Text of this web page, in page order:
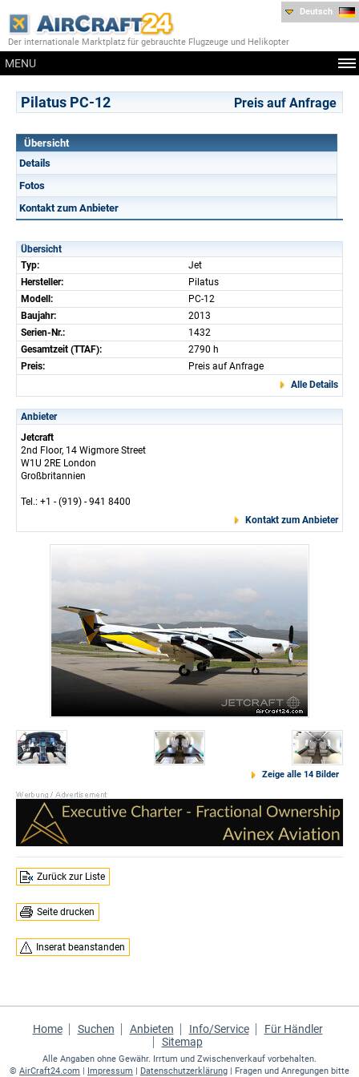
Der internationale Marktplatz für gebrauchte Flugzeuge und Helikopter
MENU
Deutsch
Pilatus PC-12 Preis auf Anfrage
Übersicht
Details
Fotos
Kontakt zum Anbieter
Übersicht
Typ:
Jet
Hersteller:
Pilatus
Modell:
PC-12
Baujahr:
2013
Serien-Nr.:
1432
Gesamtzeit (TTAF):
2790 h
Preis:
Preis auf Anfrage
Alle Details
Anbieter
Jetcraft
2nd Floor, 14 Wigmore Street
W1U 2RE London
Großbritannien
Tel.: +1 - (919) - 941 8400
Kontakt zum Anbieter
Zeige alle 14 Bilder
Zurück zur Liste
Seite drucken
Inserat beanstanden
Home Suchen Anbieten Info/Service
Für Händler
Sitemap
Alle Angaben ohne Gewähr. Irrtum und Zwischenverkauf vorbehalten.
© AirCraft24.com Impressum Datenschutzerklärung | Fragen und Anregungen bitte